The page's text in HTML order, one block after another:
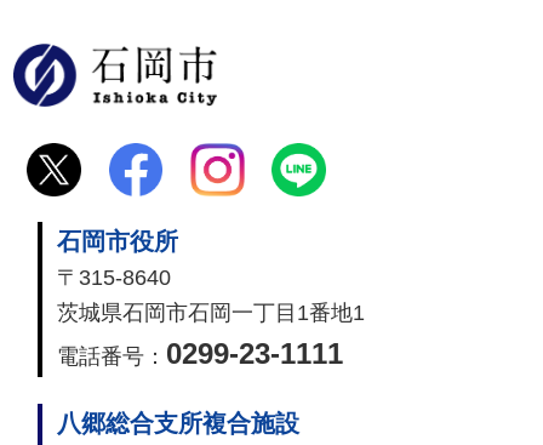
石岡市役所
〒315-8640
茨城県石岡市石岡一丁目1番地1
電話番号： 0299-23-1111
八郷総合支所複合施設